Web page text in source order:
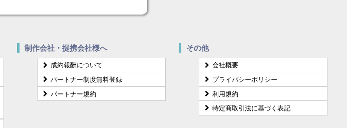
制作会社・提携会社様へ
成約報酬について
パートナー制度無料登録
パートナー規約
その他
会社概要
プライバシーポリシー
利用規約
特定商取引法に基づく表記